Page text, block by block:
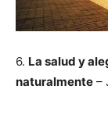
6. La salud y
naturalmente –